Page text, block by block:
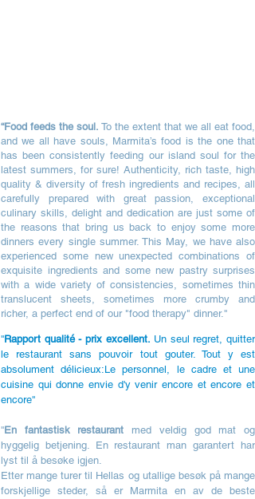
“Food feeds the soul. To the extent that we all eat food,
and we all have souls, Marmita’s food is the one that
has been consistently feeding our island soul for the
latest summers, for sure! Authenticity, rich taste, high
quality & diversity of fresh ingredients and recipes, all
carefully prepared with great passion, exceptional
culinary skills, delight and dedication are just some of
the reasons that bring us back to enjoy some more
dinners every single summer. This May, we have also
experienced some new unexpected combinations of
exquisite ingredients and some new pastry surprises
with a wide variety of consistencies, sometimes thin
translucent sheets, sometimes more crumby and
richer, a perfect end of our "food therapy" dinner.''
''Rapport qualité - prix excellent. Un seul regret, quitter
le restaurant sans pouvoir tout gouter. Tout y est
absolument délicieux:Le personnel, le cadre et une
cuisine qui donne envie d'y venir encore et encore et
encore''
''En fantastisk restaurant med veldig god mat og
hyggelig betjening. En restaurant man garantert har
lyst til å besøke igjen.
Etter mange turer til Hellas og utallige besøk på mange
forskjellige steder, så er Marmita en av de beste